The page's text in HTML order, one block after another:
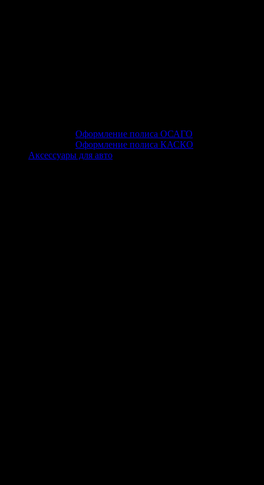
Оформление полиса ОСАГО
Оформление полиса КАСКО
Аксессуары для авто